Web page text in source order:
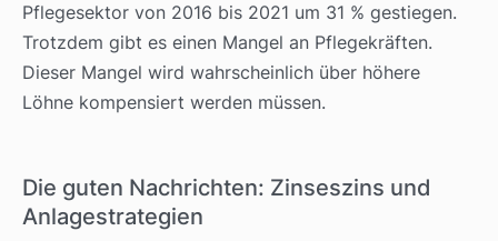
Pflegesektor von 2016 bis 2021 um 31 % gestiegen.
Trotzdem gibt es einen Mangel an Pflegekräften.
Dieser Mangel wird wahrscheinlich über höhere
Löhne kompensiert werden müssen.
Die guten Nachrichten: Zinseszins und
Anlagestrategien